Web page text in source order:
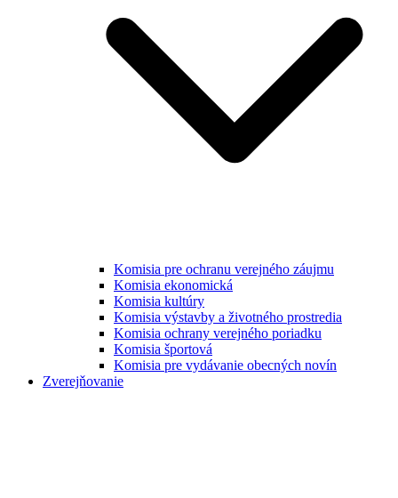
Komisia pre ochranu verejného záujmu
Komisia ekonomická
Komisia kultúry
Komisia výstavby a životného prostredia
Komisia ochrany verejného poriadku
Komisia športová
Komisia pre vydávanie obecných novín
Zverejňovanie